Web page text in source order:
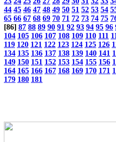
44 45 46 47 48 49 50 51 52 53 54
65 66 67 68 69 70 71 72 73 74 75
[86] 87 88 89 90 91 92 93 94 95 96
104 105 106 107 108 109 110 111
119 120 121 122 123 124 125 126
134 135 136 137 138 139 140 141
149 150 151 152 153 154 155 156
164 165 166 167 168 169 170 171
179 180 181